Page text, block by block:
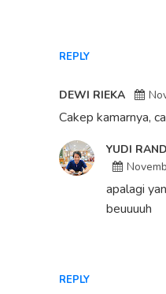
REPLY
DEWI RIEKA
Cakep kamarnya,
REPLY
YUDI
apalagi
beuuuuh